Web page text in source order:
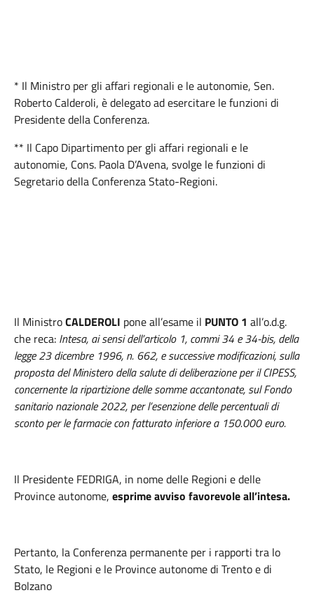
* Il Ministro per gli affari regionali e le autonomie, Sen.
Roberto Calderoli, è delegato ad esercitare le funzioni di
Presidente della Conferenza.
** Il Capo Dipartimento per gli affari regionali e le
autonomie, Cons. Paola D’Avena, svolge le funzioni di
Segretario della Conferenza Stato-Regioni.
Il MinistroCALDEROLI pone all’esame il PUNTO 1 all’o.d.g.
che reca: Intesa, ai sensi dell’articolo 1, commi 34 e 34-bis, della
legge 23 dicembre 1996, n. 662, e successive modificazioni, sulla
proposta del Ministero della salute di deliberazione per il CIPESS,
concernente la ripartizione delle somme accantonate, sul Fondo
sanitario nazionale 2022, per l’esenzione delle percentuali di
sconto per le farmacie con fatturato inferiore a 150.000 euro.
Il Presidente FEDRIGA, in nome delle Regioni e delle
Province autonome, esprime avviso favorevole all’intesa.
Pertanto, la Conferenza permanente per i rapporti tra lo
Stato, le Regioni e le Province autonome di Trento e di
Bolzano